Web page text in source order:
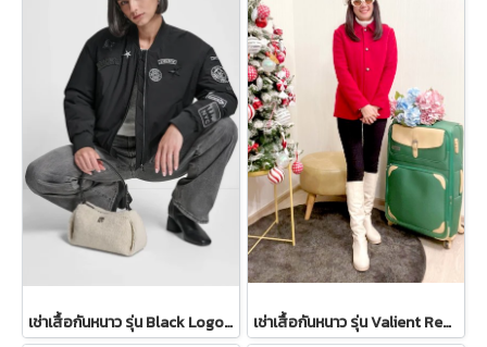
เช่าเสื้อกันหนาว รุ่น Black Logo Patch Bomber Jacket WINTERCLOTHFA0298 เช่าเสื้อกันหนาว รุ่น Valient Red PeaCoat 2110GCL1689FARE1